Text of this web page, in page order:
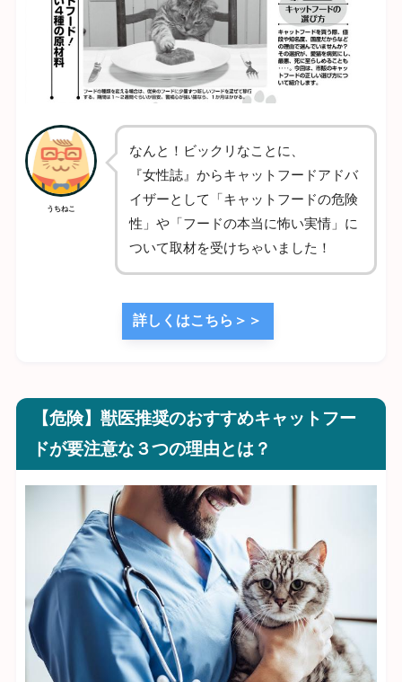
うちねこ
なんと！ビックリなことに、
『女性誌』からキャットフードアドバ
イザーとして「キャットフードの危険
性」や「フードの本当に怖い実情」に
ついて取材を受けちゃいました！
詳しくはこちら＞＞
【危険】獣医推奨のおすすめキャットフー
ドが要注意な３つの理由とは？